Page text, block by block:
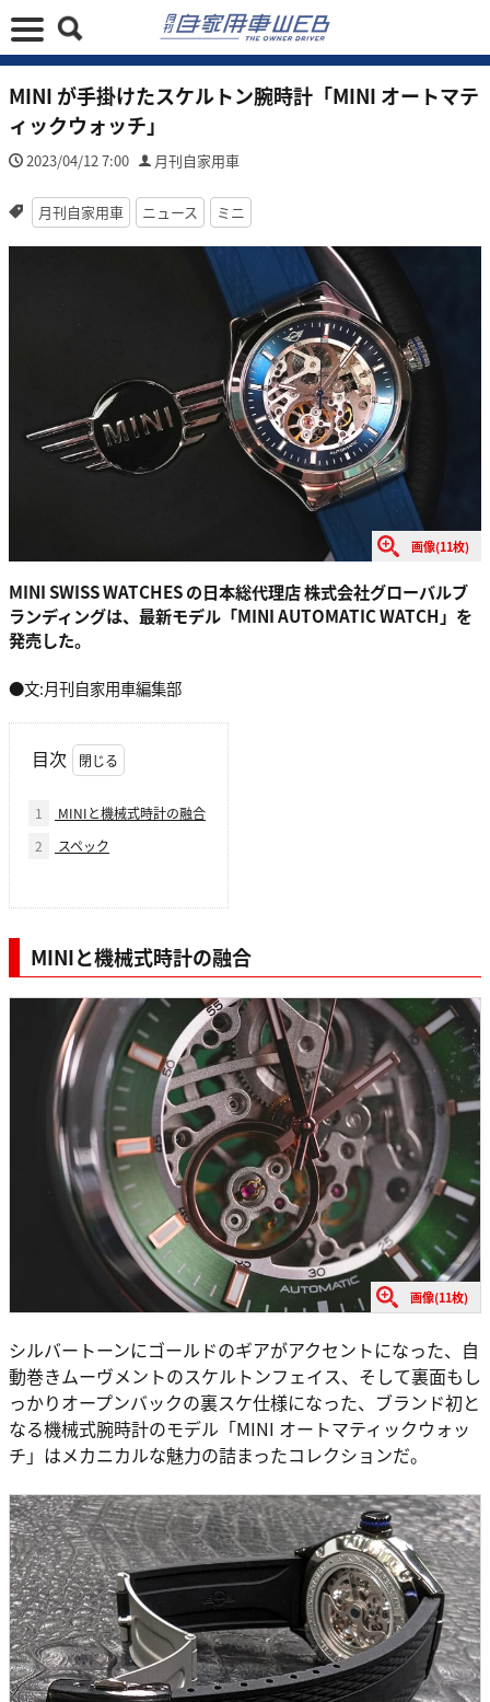
MINI が手掛けたスケルトン腕時計「MINI オートマテ
ィックウォッチ」
2023/04/12 7:00 月刊自家用車
月刊自家用車 ニュース ミニ
画像(11枚)
MINI SWISS WATCHES の日本総代理店 株式会社グローバルブ
ランディングは、最新モデル「MINI AUTOMATIC WATCH」を
発売した。
●文:月刊自家用車編集部
目次
1
MINIと機械式時計の融合
2
スペック
MINIと機械式時計の融合
画像(11枚)
シルバートーンにゴールドのギアがアクセントになった、自
動巻きムーヴメントのスケルトンフェイス、そして裏面もし
っかりオープンバックの裏スケ仕様になった、ブランド初と
なる機械式腕時計のモデル「MINI オートマティックウォッ
チ」はメカニカルな魅力の詰まったコレクションだ。